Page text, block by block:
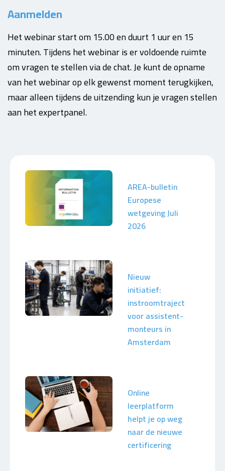
Aanmelden
Het webinar start om 15.00 en duurt 1 uur en 15
minuten. Tijdens het webinar is er voldoende ruimte
om vragen te stellen via de chat. Je kunt de opname
van het webinar op elk gewenst moment terugkijken,
maar alleen tijdens de uitzending kun je vragen stellen
aan het expertpanel.
AREA-bulletin
Europese
wetgeving Juli
2026
Nieuw
initiatief:
instroomtraject
voor assistent-
monteurs in
Amsterdam
Online
leerplatform
helpt je op weg
naar de nieuwe
certificering